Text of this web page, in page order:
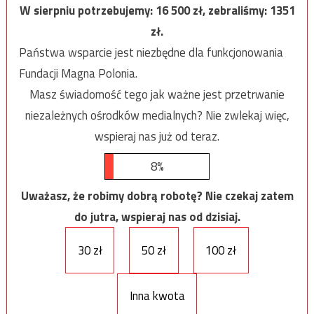
W sierpniu potrzebujemy:16 500zł, zebraliśmy:1351
zł.
Państwa wsparcie jest niezbędne dla funkcjonowania
Fundacji Magna Polonia.
Masz świadomość tego jak ważne jest przetrwanie
niezależnych ośrodków medialnych? Nie zwlekaj więc,
wspieraj nas już od teraz.
8%
Uważasz, że robimy dobrą robotę? Nie czekaj zatem
do jutra, wspieraj nas od dzisiaj.
30 zł
50 zł 100 zł
Inna kwota